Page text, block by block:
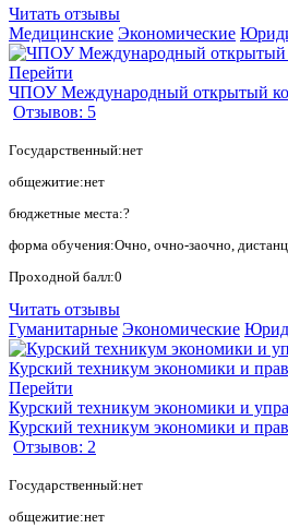
Читать отзывы
Медицинские Экономические
Перейти
ЧПОУ Международный открытый
Отзывов: 5
Государственный:нет
общежитие:нет
бюджетные места:?
форма обучения:Очно, очно-заочно,
Проходной балл:0
Читать отзывы
Гуманитарные Экономические
Перейти
Курский техникум экономики и
Курский техникум экономики и
Отзывов: 2
Государственный:нет
общежитие:нет